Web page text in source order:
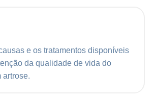
e os tratamentos disponíveis
da qualidade de vida do
artrose.